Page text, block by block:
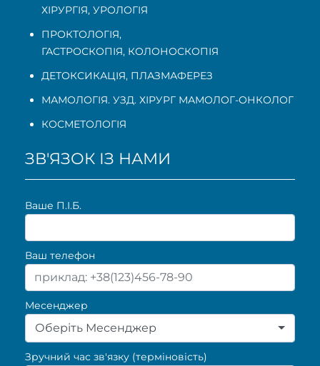
ХІРУРГІЯ, УРОЛОГІЯ
ПРОКТОЛОГІЯ,
ГАСТРОСКОПІЯ, КОЛОНОСКОПІЯ
ДЕТОКСИКАЦІЯ, ПЛАЗМАФЕРЕЗ
МАМОЛОГІЯ. УЗД. ХІРУРГ МАМОЛОГ-ОНКОЛОГ
КОСМЕТОЛОГІЯ
ЗВ'ЯЗОК ІЗ НАМИ
Ваше П.I.Б.
Ваш телефон
Месенджер
Оберіть Месенджер
Зручний час зв'язку (терміновість)